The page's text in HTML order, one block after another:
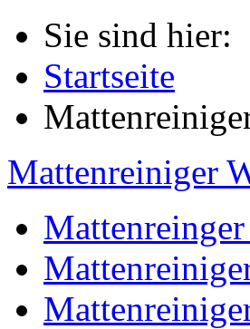
Sie sind hier:
Startseite
Mattenreiniger